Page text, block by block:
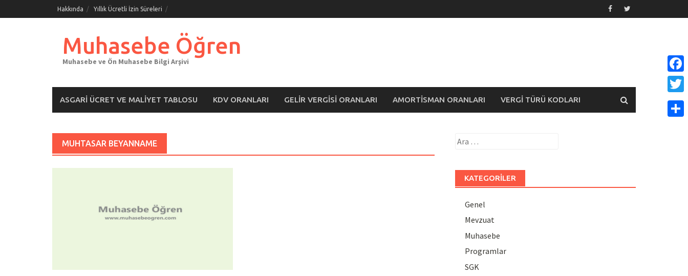
to
Hakkında Yıllık Ücretli İzin Süreleri
Muhasebe Öğren
Muhasebe ve Ön Muhasebe Bilgi Arşivi
ASGARI ÜCRET VE MALIYET TABLOSU KDV ORANLARI GELIR VERGISI ORANLARI AMORTISMAN ORANLARI VERGI TÜRÜ KODLARI
MUHTASAR BEYANNAME Arama:
KATEGORILER
Genel
Mevzuat
Muhasebe
Programlar
SGK